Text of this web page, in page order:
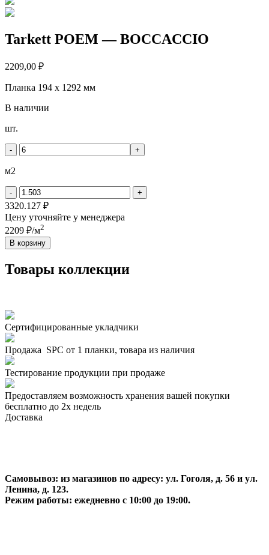
Tarkett POEM — BOCCACCIO
2209,00 ₽
Планка 194 x 1292 мм
В наличии
Количество
Tarkett
-
шт.
- +
м2
- +
3320.127 ₽
Цену уточняйте у менеджера
2209 ₽/м2
В корзину
Товары коллекции
Сертифицированные укладчики
Продажа SPC от 1 планки, товара из наличия
Тестирование продукции при продаже
Предоставляем возможность хранения вашей покупки
бесплатно до 2х недель
Доставка
Самовывоз: из магазинов по адресу: ул. Гоголя, д. 56 и ул.
Ленина, д. 123.
Режим работы: ежедневно с 10:00 до 19:00.